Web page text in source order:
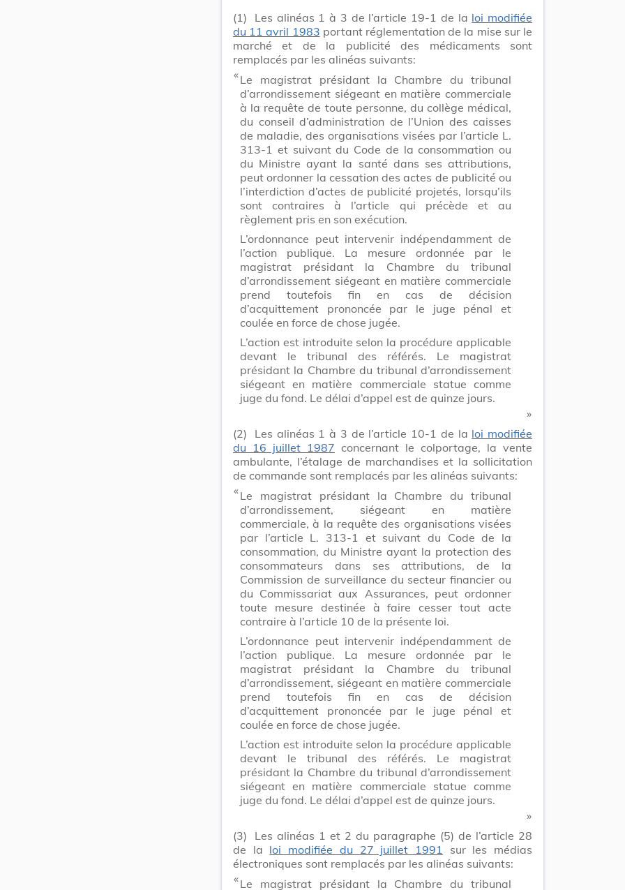
(1) Les alinéas 1 à 3 de l’article 19-1 de la loi modifiée
du 11 avril 1983 portant réglementation de la mise sur le
marché et de la publicité des médicaments sont
remplacés par les alinéas suivants:
​ «Le magistrat présidant la Chambre du tribunal
d’arrondissement siégeant en matière commerciale
à la requête de toute personne, du collège médical,
du conseil d’administration de l’Union des caisses
de maladie, des organisations visées par l’article L.
313-1 et suivant du Code de la consommation ou
du Ministre ayant la santé dans ses attributions,
peut ordonner la cessation des actes de publicité ou
l’interdiction d’actes de publicité projetés, lorsqu’ils
sont contraires à l’article qui précède et au
règlement pris en son exécution.
L’ordonnance peut intervenir indépendamment de
l’action publique. La mesure ordonnée par le
magistrat présidant la Chambre du tribunal
d’arrondissement siégeant en matière commerciale
prend toutefois fin en cas de décision
d’acquittement prononcée par le juge pénal et
coulée en force de chose jugée.
L’action est introduite selon la procédure applicable
devant le tribunal des référés. Le magistrat
présidant la Chambre du tribunal d’arrondissement
siégeant en matière commerciale statue comme
juge du fond. Le délai d’appel est de quinze jours.
​ »
(2)
Les alinéas 1 à 3 de l’article 10-1 de la loi modifiée
du 16 juillet 1987 concernant le colportage, la vente
ambulante, l’étalage de marchandises et la sollicitation
de commande sont remplacés par les alinéas suivants:
​ «Le magistrat présidant la Chambre du tribunal
d’arrondissement, siégeant en matière
commerciale, à la requête des organisations visées
par l’article L. 313-1 et suivant du Code de la
consommation, du Ministre ayant la protection des
consommateurs dans ses attributions, de la
Commission de surveillance du secteur financier ou
du Commissariat aux Assurances, peut ordonner
toute mesure destinée à faire cesser tout acte
contraire à l’article 10 de la présente loi.
L’ordonnance peut intervenir indépendamment de
l’action publique. La mesure ordonnée par le
magistrat présidant la Chambre du tribunal
d’arrondissement, siégeant en matière commerciale
prend toutefois fin en cas de décision
d’acquittement prononcée par le juge pénal et
coulée en force de chose jugée.
L’action est introduite selon la procédure applicable
devant le tribunal des référés. Le magistrat
présidant la Chambre du tribunal d’arrondissement
siégeant en matière commerciale statue comme
juge du fond. Le délai d’appel est de quinze jours.
​ »
(3)
Les alinéas 1 et 2 du paragraphe (5) de l’article 28
de la loi modifiée du 27 juillet 1991
sur les médias
électroniques sont remplacés par les alinéas suivants:
​ «Le magistrat présidant la Chambre du tribunal